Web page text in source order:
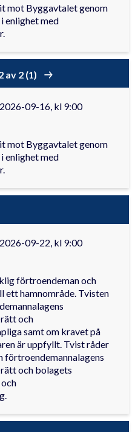
mot Byggavtalet genom
enlighet med
av 2 (1)
2026-09-16, kl 9:00
mot Byggavtalet genom
enlighet med
2026-09-22, kl 9:00
förtroendeman och
ett hamnområde. Tvisten
och
samt om kravet på
är uppfyllt. Tvist råder
förtroendemannalagens
och bolagets